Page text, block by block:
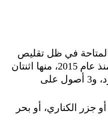
في ظل تقليص
الأسطول بنسبة 59% منذ عام 2015، منها اثنتان
في حالة التكديس البارد، و3 أصول على
جزر الكناري، أو بحر